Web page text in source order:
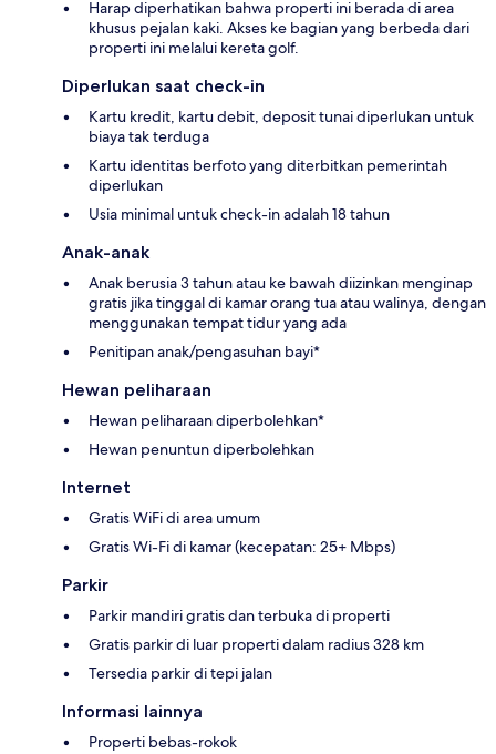
Harap diperhatikan bahwa properti ini berada di area
khusus pejalan kaki. Akses ke bagian yang berbeda dari
properti ini melalui kereta golf.
Diperlukan saat check-in
Kartu kredit, kartu debit, deposit tunai diperlukan untuk
biaya tak terduga
Kartu identitas berfoto yang diterbitkan pemerintah
diperlukan
Usia minimal untuk check-in adalah 18 tahun
Anak-anak
Anak berusia 3 tahun atau ke bawah diizinkan menginap
gratis jika tinggal di kamar orang tua atau walinya, dengan
menggunakan tempat tidur yang ada
Penitipan anak/pengasuhan bayi*
Hewan peliharaan
Hewan peliharaan diperbolehkan*
Hewan penuntun diperbolehkan
Internet
Gratis WiFi di area umum
Gratis Wi-Fi di kamar (kecepatan: 25+ Mbps)
Parkir
Parkir mandiri gratis dan terbuka di properti
Gratis parkir di luar properti dalam radius 328 km
Tersedia parkir di tepi jalan
Informasi lainnya
Properti bebas-rokok